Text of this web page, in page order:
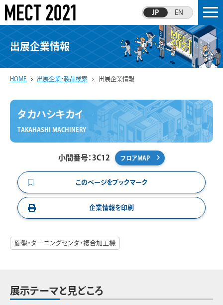
JP EN
出展企業情報
HOME 出展企業・製品検索 出展企業情報
タカハシキカイ
TAKAHASHI MACHINERY
小間番号：3C12 フロアMAP
このページをブックマーク
企業情報を印刷
旋盤・ターニングセンタ・複合加工機
展示テーマと見どころ